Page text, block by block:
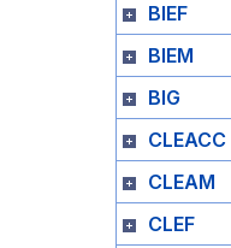
BIEF
BIEM
BIG
CLEACC
CLEAM
CLEF